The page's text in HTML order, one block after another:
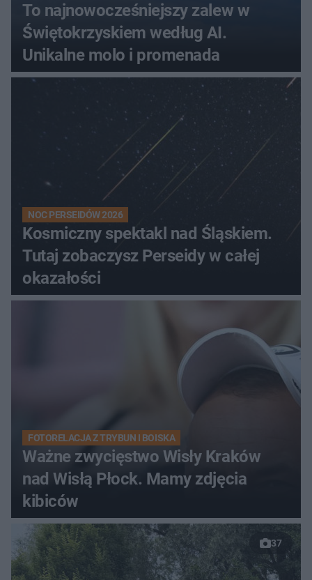
To najnowocześniejszy zalew w
Świętokrzyskiem według AI.
Unikalne molo i promenada
NOC PERSEIDÓW 2026
Kosmiczny spektakl nad Śląskiem.
Tutaj zobaczysz Perseidy w całej
okazałości
FOTORELACJA Z TRYBUN I BOISKA
Ważne zwycięstwo Wisły Kraków
nad Wisłą Płock. Mamy zdjęcia
kibiców
37